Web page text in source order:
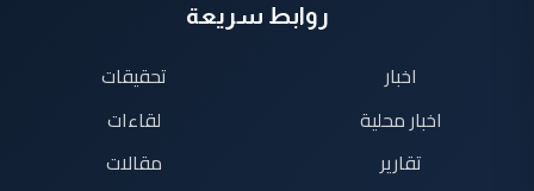
روابط سريعة
اخبار
اخبار محلية
تقارير
تحقيقات
لقاءات
مقالات